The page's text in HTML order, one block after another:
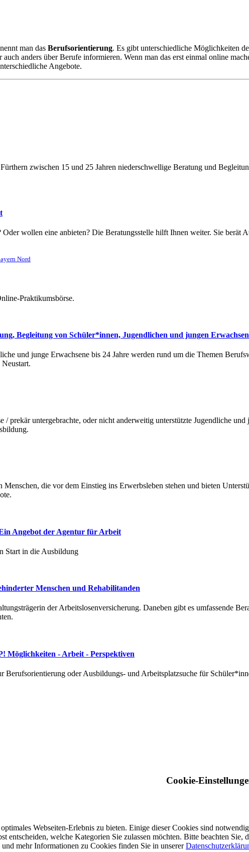
man das Berufsorientierung. Es gibt unterschiedliche Möglichkeiten
anders über Berufe informieren. Wenn man das erst einmal online
Angebote.
zwischen 15 und 25 Jahren niederschwellige Beratung und
wollen eine anbieten? Die Beratungsstelle hilft Ihnen weiter. Sie berät
Nord
Praktikumsbörse.
Begleitung von Schüler*innen, Jugendlichen und jungen
und junge Erwachsene bis 24 Jahre werden rund um die Themen
/ prekär untergebrachte, oder nicht anderweitig unterstützte Jugendliche
die vor dem Einstieg ins Erwerbsleben stehen und bieten
Angebot der Agentur für Arbeit
Start in die Ausbildung
Menschen und Rehabilitanden
der Arbeitslosenversicherung. Daneben gibt es umfassende
Möglichkeiten - Arbeit - Perspektiven
Berufsorientierung oder Ausbildungs- und Arbeitsplatzsuche für
Cookie-
Webseiten-Erlebnis zu bieten. Einige dieser Cookies sind
entscheiden, welche Kategorien Sie zulassen möchten. Bitte beachten
mehr Informationen zu Cookies finden Sie in unserer